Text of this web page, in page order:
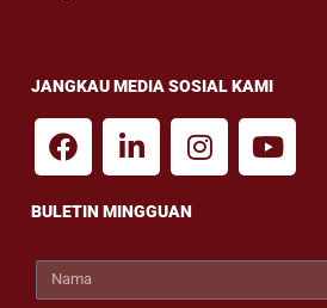
JANGKAU MEDIA SOSIAL KAMI
BULETIN MINGGUAN